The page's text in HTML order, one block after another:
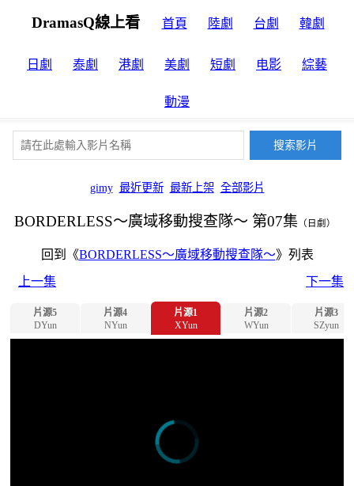
DramasQ線上看 首頁 陸劇 台劇 韓劇
日劇 泰劇 港劇 美劇 短劇 电影 綜藝
動漫
gimy 最近更新 最新上架 全部影片
BORDERLESS～廣域移動搜查隊～ 第07集 （日劇）
回到《BORDERLESS～廣域移動搜查隊～》列表
上一集
下一集
片源5
DYun
片源4
NYun
片源1
XYun
片源2
WYun
片源3
SZyun